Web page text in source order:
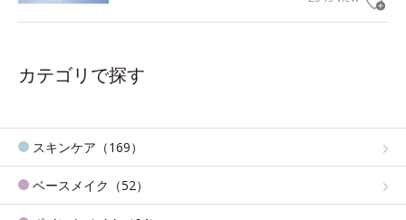
カテゴリで探す
スキンケア（169）
ベースメイク（52）